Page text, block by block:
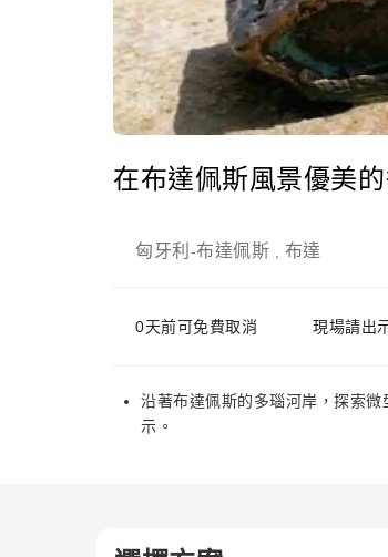
在布達佩斯風景優美
匈牙利 -布達佩斯 布達
0天前可免費取消 現場請出
沿著布達佩斯的多瑙河岸，探索
示。